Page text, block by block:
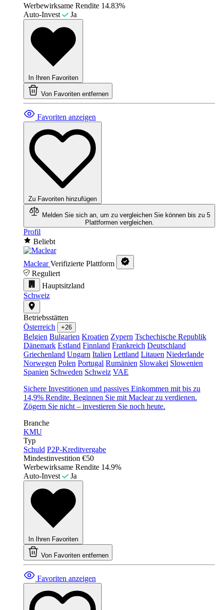
Werbewirksame Rendite 14.83%
Auto-Invest
Ja
In Ihren Favoriten
Von Favoriten entfernen
Favoriten anzeigen
Zu Favoriten hinzufügen
Melden Sie sich an, um zu vergleichen Sie können bis zu 5
Plattformen vergleichen.
Profil
Beliebt
Maclear Verifizierte Plattform
Reguliert
Hauptsitzland
Schweiz
Betriebsstätten
Österreich
+26
Belgien Bulgarien Kroatien Zypern Tschechische Republik
Dänemark Estland Finnland Frankreich Deutschland
Griechenland Ungarn Italien Lettland Litauen Niederlande
Norwegen Polen Portugal Rumänien Slowakei Slowenien
Spanien Schweden Schweiz VAE
Sichere Investitionen und passives Einkommen mit bis zu
14,9% Rendite. Beginnen Sie mit Maclear zu verdienen.
Zögern Sie nicht – investieren Sie noch heute.
Branche
KMU
Typ
Schuld P2P-Kreditvergabe
Mindestinvestition €50
Werbewirksame Rendite 14.9%
Auto-Invest
Ja
In Ihren Favoriten
Von Favoriten entfernen
Favoriten anzeigen